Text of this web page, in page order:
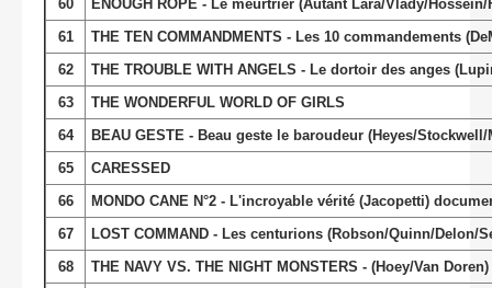
60
ENOUGH ROPE - Le meurtrier (Autant Lara/Vlady/
61
THE TEN COMMANDMENTS - Les 10 commandements
62
THE TROUBLE WITH ANGELS - Le dortoir des anges
63
THE WONDERFUL WORLD OF GIRLS
64
BEAU GESTE - Beau geste le baroudeur (Heyes/
65
CARESSED
66
MONDO CANE N°2 - L'incroyable vérité (Jacopetti)
67
LOST COMMAND - Les centurions (Robson/Quinn/Delon/
68
THE NAVY VS. THE NIGHT MONSTERS - (Hoey/Van Doren)